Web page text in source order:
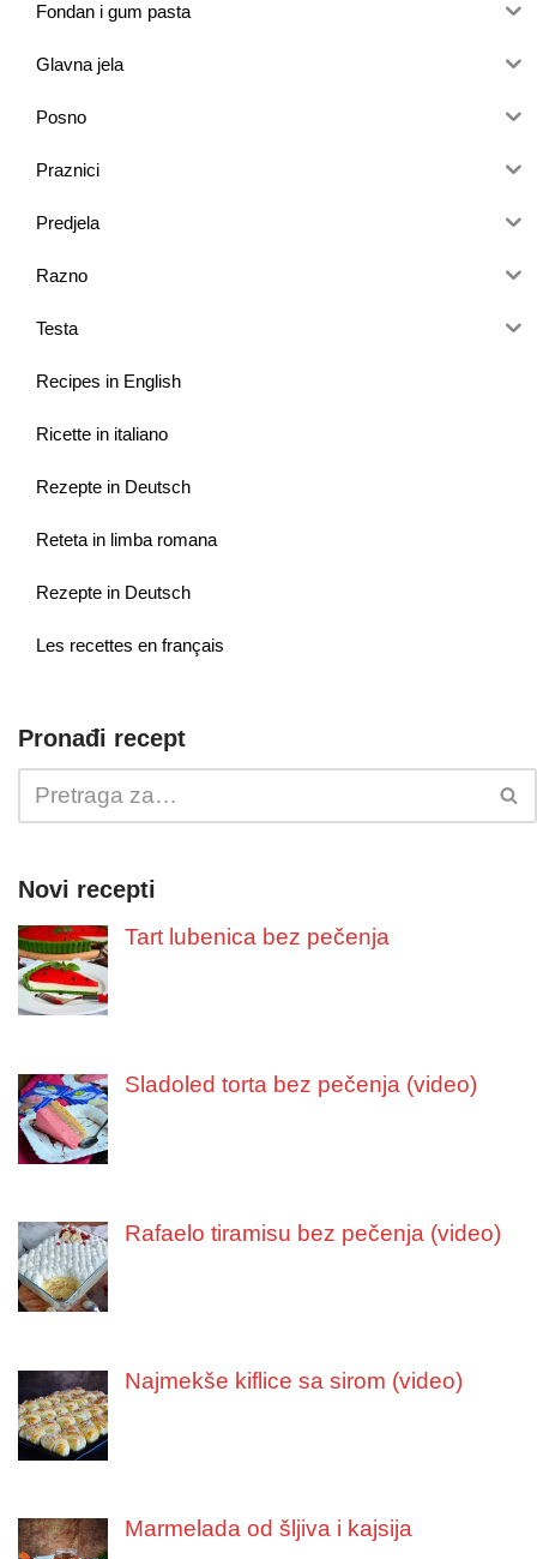
Fondan i gum pasta
Glavna jela
Posno
Praznici
Predjela
Razno
Testa
Recipes in English
Ricette in italiano
Rezepte in Deutsch
Reteta in limba romana
Rezepte in Deutsch
Les recettes en français
Pronađi recept
Novi recepti
Tart lubenica bez pečenja
Sladoled torta bez pečenja (video)
Rafaelo tiramisu bez pečenja (video)
Najmekše kiflice sa sirom (video)
Marmelada od šljiva i kajsija